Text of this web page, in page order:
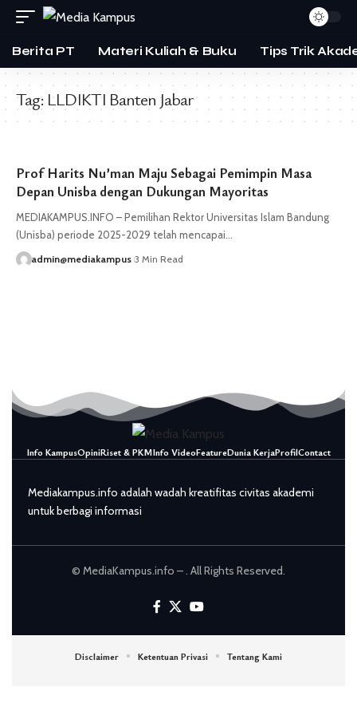
Berita PT Materi Kuliah & Buku Tips Trik
Tag: LLDIKTI Banten Jabar
Prof Harits Nu’man Maju Sebagai Pemimpin Masa
Depan Unisba dengan Dukungan Mayoritas
MEDIAKAMPUS.INFO – Pemilihan Rektor Universitas Islam Bandung
(Unisba) periode 2025-2029 telah mencapai…
admin@mediakampus 3 Min Read
Info KampusOpiniRiset & PKMInfo VideoFeatureDunia KerjaProfilContact
Mediakampus.info adalah wadah kreatifitas civitas akademi
untuk berbagi informasi
© MediaKampus.info – . All Rights Reserved.
Disclaimer Ketentuan Privasi Tentang Kami